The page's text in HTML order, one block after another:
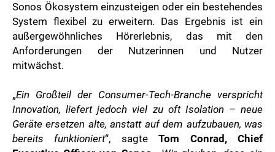
MEDIA
PRESSEBILDER
PRESSEKONTAKT
Sonos Ökosystem einzusteigen oder ein bestehendes
System flexibel zu erweitern. Das Ergebnis ist ein
außergewöhnliches Hörerlebnis, das mit den
Anforderungen der Nutzerinnen und Nutzer
mitwächst.
„Ein Großteil der Consumer-Tech-Branche verspricht
Innovation, liefert jedoch viel zu oft Isolation – neue
Geräte ersetzen alte, anstatt auf dem aufzubauen, was
bereits funktioniert“, sagteTom Conrad, Chief